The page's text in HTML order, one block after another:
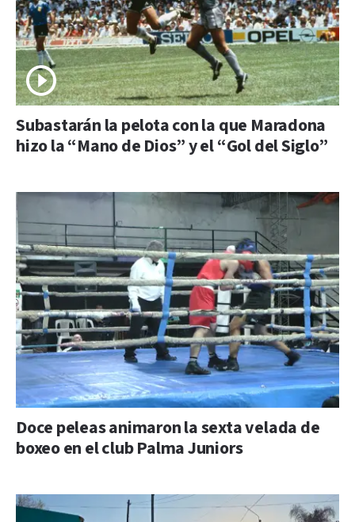
Subastarán la pelota con la que Maradona
hizo la “Mano de Dios” y el “Gol del Siglo”
Doce peleas animaron la sexta velada de
boxeo en el club Palma Juniors